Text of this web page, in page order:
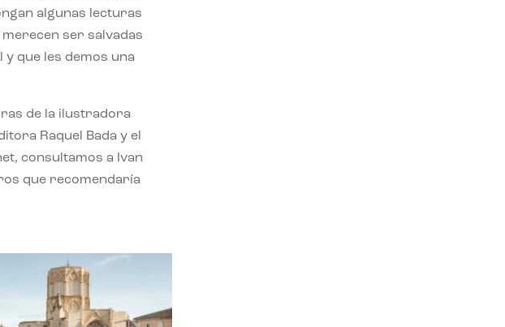
algunas lecturas
ser salvadas
que les demos una
de la ilustradora
Raquel Bada y el
consultamos a Ivan
que recomendaría